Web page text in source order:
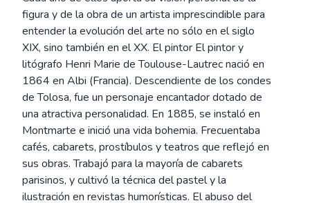
figura y de la obra de un artista imprescindible para
entender la evolución del arte no sólo en el siglo
XIX, sino también en el XX. El pintor El pintor y
litógrafo Henri Marie de Toulouse-Lautrec nació en
1864 en Albi (Francia). Descendiente de los condes
de Tolosa, fue un personaje encantador dotado de
una atractiva personalidad. En 1885, se instaló en
Montmarte e inició una vida bohemia. Frecuentaba
cafés, cabarets, prostíbulos y teatros que reflejó en
sus obras. Trabajó para la mayoría de cabarets
parisinos, y cultivó la técnica del pastel y la
ilustración en revistas humorísticas. El abuso del